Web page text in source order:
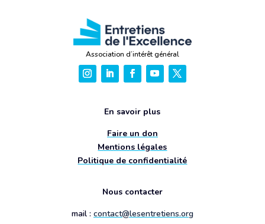
Association d’intérêt général
En savoir plus
Faire un don
Mentions légales
Politique de confidentialité
Nous contacter
mail : contact@lesentretiens.org